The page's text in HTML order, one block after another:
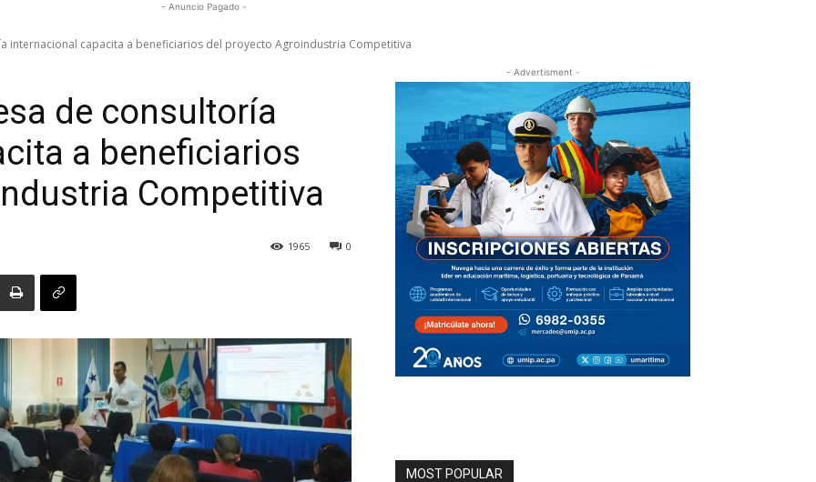
Digital
- Anuncio Pagado -
internacional capacita a beneficiarios del proyecto Agroindustria Competitiva
de consultoría
a beneficiarios
Competitiva
0
1965
- Advertisment -
MOST POPULAR